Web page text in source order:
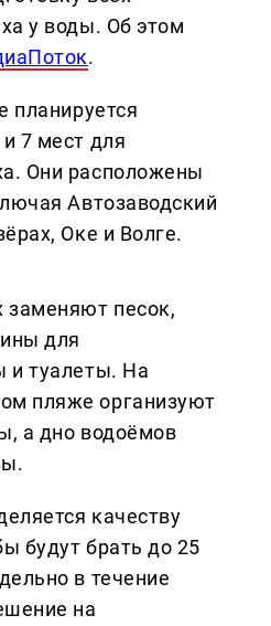
у воды. Об этом
.
планируется
7 мест для
Они расположены
Автозаводский
Оке и Волге.
заменяют песок,
для
и туалеты. На
пляже организуют
а дно водоёмов
качеству
будут брать до 25
в течение
на